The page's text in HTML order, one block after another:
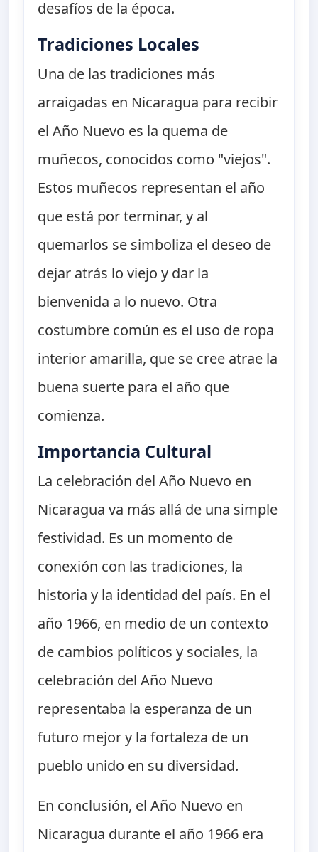
desafíos de la época.
Tradiciones Locales
Una de las tradiciones más
arraigadas en Nicaragua para recibir
el Año Nuevo es la quema de
muñecos, conocidos como "viejos".
Estos muñecos representan el año
que está por terminar, y al
quemarlos se simboliza el deseo de
dejar atrás lo viejo y dar la
bienvenida a lo nuevo. Otra
costumbre común es el uso de ropa
interior amarilla, que se cree atrae la
buena suerte para el año que
comienza.
Importancia Cultural
La celebración del Año Nuevo en
Nicaragua va más allá de una simple
festividad. Es un momento de
conexión con las tradiciones, la
historia y la identidad del país. En el
año 1966, en medio de un contexto
de cambios políticos y sociales, la
celebración del Año Nuevo
representaba la esperanza de un
futuro mejor y la fortaleza de un
pueblo unido en su diversidad.
En conclusión, el Año Nuevo en
Nicaragua durante el año 1966 era